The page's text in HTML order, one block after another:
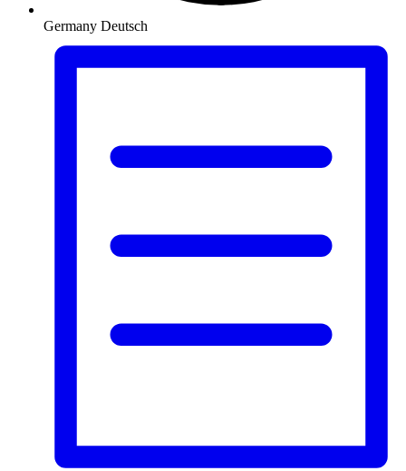
Germany Deutsch